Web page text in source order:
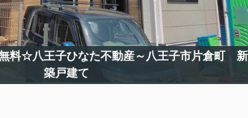
無料☆八王子ひなた不動産～八王子市片倉町 新
築戸建て